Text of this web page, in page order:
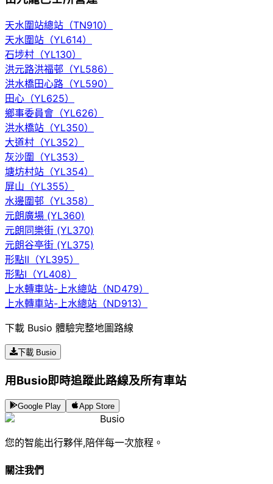
天水圍站總站（TN910）
天水圍站（YL614）
石埗村（YL130）
洪元路洪福邨（YL586）
洪水橋田心路（YL590）
田心（YL625）
鄉事委員會（YL626）
洪水橋站（YL350）
大道村（YL352）
灰沙圍（YL353）
塘坊村站（YL354）
屏山（YL355）
水邊圍邨（YL358）
元朗廣場 (YL360)
元朗同樂街 (YL370)
元朗谷亭街 (YL375)
形點II（YL395）
形點I（YL408）
上水轉車站-上水總站（ND479）
上水轉車站-上水總站（ND913）
下載 Busio 體驗完整地圖路線
下載 Busio
用Busio即時追蹤此路線及所有車站
Google Play App Store
Busio
您的智能出行夥伴,陪伴每一次旅程。
關注我們